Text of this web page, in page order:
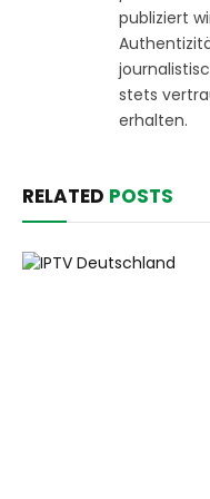
publiziert
stets
erhalten.
RELATED POSTS